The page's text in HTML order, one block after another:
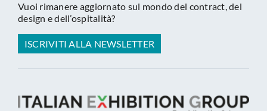
Vuoi rimanere aggiornato sul mondo del contract, del
design e dell’ospitalità?
ISCRIVITI ALLA NEWSLETTER